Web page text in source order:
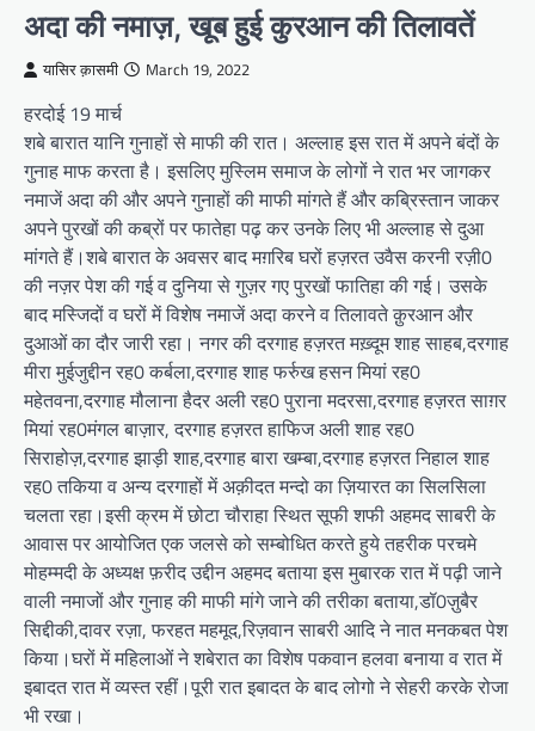
अदा की नमाज़, खूब हुई कुरआन की तिलावतें
यासिर क़ासमी March 19, 2022
हरदोई 19 मार्च
शबे बारात यानि गुनाहों से माफी की रात। अल्लाह इस रात में अपने बंदों के
गुनाह माफ करता है। इसलिए मुस्लिम समाज के लोगों ने रात भर जागकर
नमाजें अदा की और अपने गुनाहों की माफी मांगते हैं और कब्रिस्तान जाकर
अपने पुरखों की कब्रों पर फातेहा पढ़ कर उनके लिए भी अल्लाह से दुआ
मांगते हैं।शबे बारात के अवसर बाद मग़रिब घरों हज़रत उवैस करनी रज़ी0
की नज़र पेश की गई व दुनिया से गुज़र गए पुरखों फातिहा की गई। उसके
बाद मस्जिदों व घरों में विशेष नमाजें अदा करने व तिलावते क़ुरआन और
दुआओं का दौर जारी रहा। नगर की दरगाह हज़रत मख़्दूम शाह साहब,दरगाह
मीरा मुईजुद्दीन रह0 कर्बला,दरगाह शाह फर्रुख हसन मियां रह0
महेतवना,दरगाह मौलाना हैदर अली रह0 पुराना मदरसा,दरगाह हज़रत साग़र
मियां रह0मंगल बाज़ार, दरगाह हज़रत हाफिज अली शाह रह0
सिराहोज़,दरगाह झाड़ी शाह,दरगाह बारा खम्बा,दरगाह हज़रत निहाल शाह
रह0 तकिया व अन्य दरगाहों में अक़ीदत मन्दो का ज़ियारत का सिलसिला
चलता रहा।इसी क्रम में छोटा चौराहा स्थित सूफी शफी अहमद साबरी के
आवास पर आयोजित एक जलसे को सम्बोधित करते हुये तहरीक परचमे
मोहम्मदी के अध्यक्ष फ़रीद उद्दीन अहमद बताया इस मुबारक रात में पढ़ी जाने
वाली नमाजों और गुनाह की माफी मांगे जाने की तरीका बताया,डॉ0ज़ुबैर
सिद्दीकी,दावर रज़ा, फरहत महमूद,रिज़वान साबरी आदि ने नात मनकबत पेश
किया।घरों में महिलाओं ने शबेरात का विशेष पकवान हलवा बनाया व रात में
इबादत रात में व्यस्त रहीं।पूरी रात इबादत के बाद लोगो ने सेहरी करके रोजा
भी रखा।